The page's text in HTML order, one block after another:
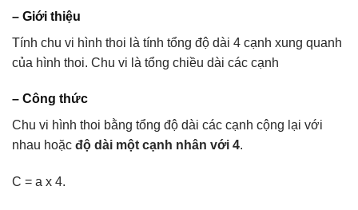
– Giới thiệu
Tính chu vi hình thoi là tính tổng độ dài 4 cạnh xung quanh
của hình thoi. Chu vi là tổng chiều dài các cạnh
– Công thức
Chu vi hình thoi bằng tổng độ dài các cạnh cộng lại với
nhau hoặc độ dài một cạnh nhân với 4.
C = a x 4.